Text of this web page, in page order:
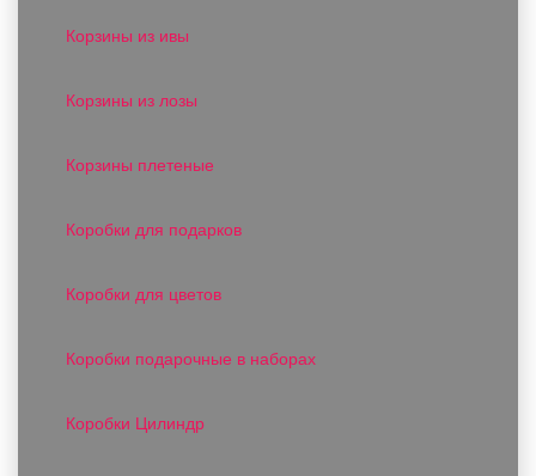
Корзины из ивы
Корзины из лозы
Корзины плетеные
Коробки для подарков
Коробки для цветов
Коробки подарочные в наборах
Коробки Цилиндр